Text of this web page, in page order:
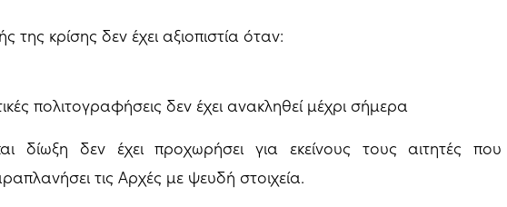
της κρίσης δεν έχει αξιοπιστία όταν:
πολιτογραφήσεις δεν έχει ανακληθεί μέχρι σήμερα
δίωξη δεν έχει προχωρήσει για εκείνους τους αιτητές που
τις Αρχές με ψευδή στοιχεία.